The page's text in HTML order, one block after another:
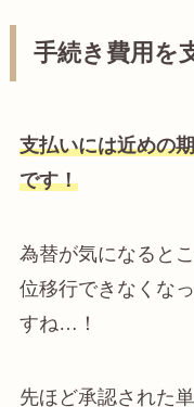
手続き費用を
支払いには近めの
です！
為替が気になると
位移行できなくな
すね…！
先ほど承認された